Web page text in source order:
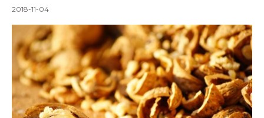
2018-11-04